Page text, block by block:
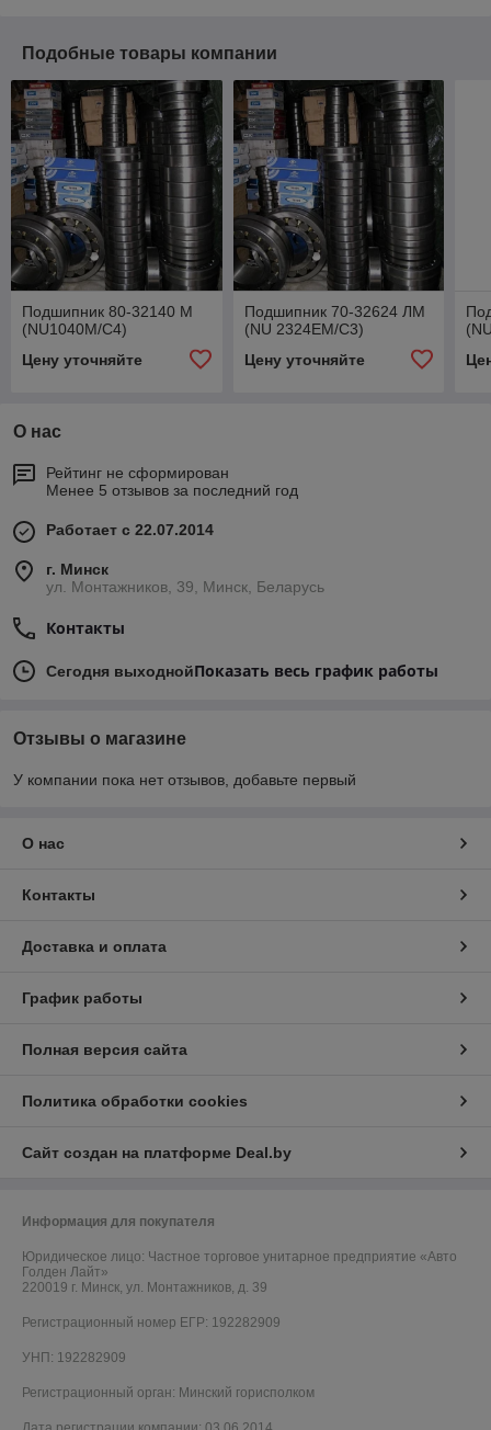
Подобные товары компании
Подшипник 80-32140 М
(NU1040M/С4)
Цену уточняйте
Подшипник 70-32624 ЛМ
(NU 2324EM/С3)
Цену уточняйте
О нас
Рейтинг не сформирован
Менее 5 отзывов за последний год
Работает с 22.07.2014
г. Минск
ул. Монтажников, 39, Минск, Беларусь
Контакты
Сегодня выходнойПоказать весь график работы
Отзывы о магазине
У компании пока нет отзывов, добавьте первый
О нас
Контакты
Доставка и оплата
График работы
Полная версия сайта
Политика обработки cookies
Сайт создан на платформе Deal.by
Информация для покупателя
Юридическое лицо: Частное торговое унитарное предприятие «Авто
Голден Лайт»
220019 г. Минск, ул. Монтажников, д. 39
Регистрационный номер ЕГР: 192282909
УНП: 192282909
Регистрационный орган: Минский горисполком